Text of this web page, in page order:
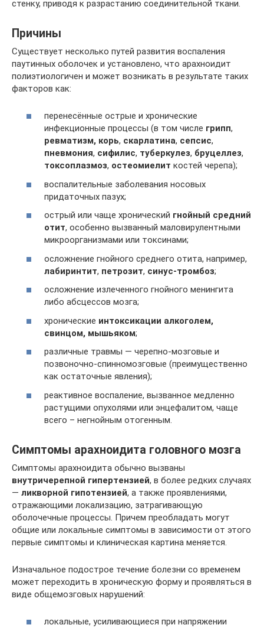
стенку, приводя к разрастанию соединительной ткани.
Причины
Существует несколько путей развития воспаления
паутинных оболочек и установлено, что арахноидит
полиэтиологичен и может возникать в результате таких
факторов как:
перенесённые острые и хронические
инфекционные процессы (в том числе грипп,
ревматизм, корь, скарлатина, сепсис,
пневмония, сифилис, туберкулез, бруцеллез,
токсоплазмоз, остеомиелит костей черепа);
воспалительные заболевания носовых
придаточных пазух;
острый или чаще хронический гнойный средний
отит, особенно вызванный маловирулентными
микроорганизмами или токсинами;
осложнение гнойного среднего отита, например,
лабиринтит, петрозит, синус-тромбоз;
осложнение излеченного гнойного менингита
либо абсцессов мозга;
хронические интоксикации алкоголем,
свинцом, мышьяком;
различные травмы — черепно-мозговые и
позвоночно-спинномозговые (преимущественно
как остаточные явления);
реактивное воспаление, вызванное медленно
растущими опухолями или энцефалитом, чаще
всего – негнойным отогенным.
Симптомы арахноидита головного мозга
Симптомы арахноидита обычно вызваны
внутричерепной гипертензией, в более редких случаях
— ликворной гипотензией, а также проявлениями,
отражающими локализацию, затрагивающую
оболочечные процессы. Причем преобладать могут
общие или локальные симптомы в зависимости от этого
первые симптомы и клиническая картина меняется.
Изначальное подострое течение болезни со временем
может переходить в хроническую форму и проявляться в
виде общемозговых нарушений:
локальные, усиливающиеся при напряжении